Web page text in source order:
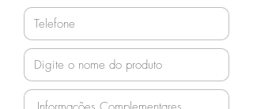
Bitola coluna
Capacidade de carga
p/ prateleira
260kg